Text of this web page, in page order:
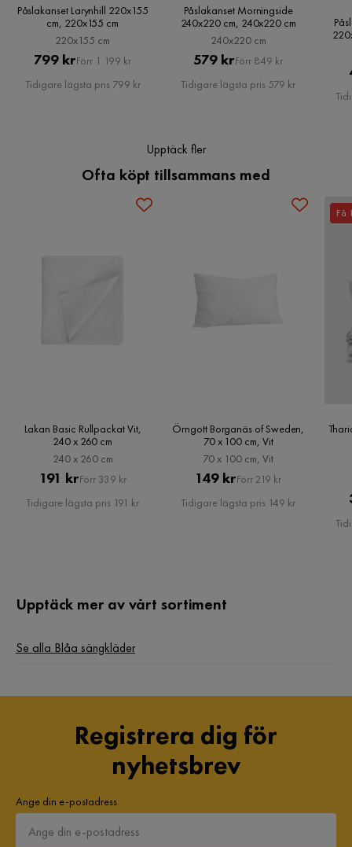
Dubbelsidigt mönster; Höj mysfaktorn i ditt hem;
Delikata; mjuka fibrer
Materialets sammansättning: 100% bomull
Produktdjup (cm): 200
Produktens vikt (kg): 1.3
Allmänna mått (cm): 200x1x240
Storlek på sänglakan (cm): 240x220
Påslakanset Larynhill 220x155
cm, 220x155 cm
220x155 cm
Pris
799 kr Original
Pris
Förr 1 199 kr
Tidigare lägsta pris 799 kr
Påslakanset Morningside
240x220 cm, 240x220 cm
240x220 cm
Pris
579 krOriginal
Pris
Förr 849 kr
Tidigare lägsta pris 579 kr
Upptäck fler
Ofta köpt tillsammans med
Lakan Basic Rullpackat Vit,
240 x 260 cm
240 x 260 cm
Pris
191 krOriginal
Pris
Förr 339 kr
Tidigare lägsta pris 191 kr
Örngott Borganäs of Sweden,
70 x 100 cm, Vit
70 x 100 cm, Vit
Pris
149 krOriginal
Pris
Förr 219 kr
Tidigare lägsta pris 149 kr
Få
Upptäck mer av vårt sortiment
Se alla Blåa sängkläder
Registrera dig för
nyhetsbrev
Ange din e-postadress